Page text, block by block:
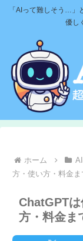
「AIって難しそう…」
優し
ホーム
方・使い方・料金
ChatGPT
方・料金ま